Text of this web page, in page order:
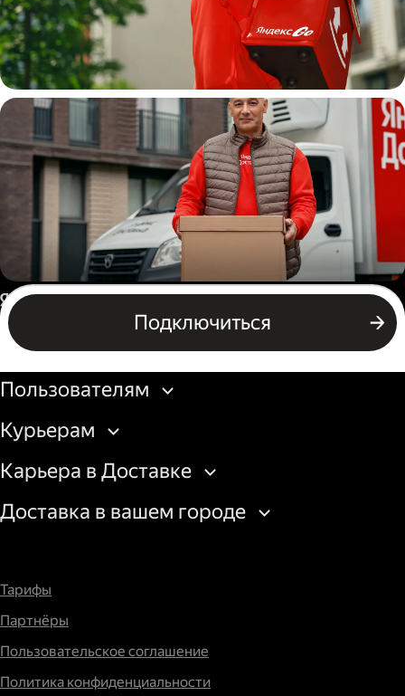
Пеший курьер
Водитель грузового авто
Подключиться
Подключиться
Россия
Бизнесу
Пользователям
Курьерам
Карьера в Доставке
Доставка в вашем городе
Тарифы
Партнёры
Пользовательское соглашение
Политика конфиденциальности